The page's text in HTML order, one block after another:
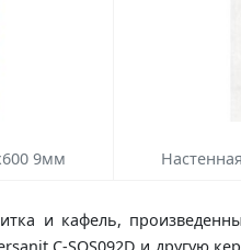
9мм
и кафель,
C-SOS092D и другую